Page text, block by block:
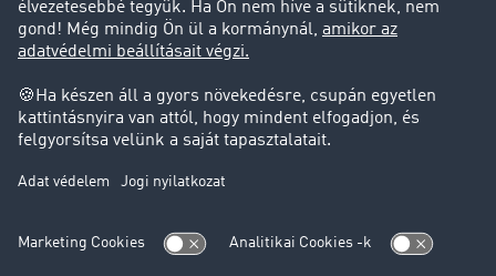
Impresszum
Adatvédelem
süti-beállítások
Támogatás